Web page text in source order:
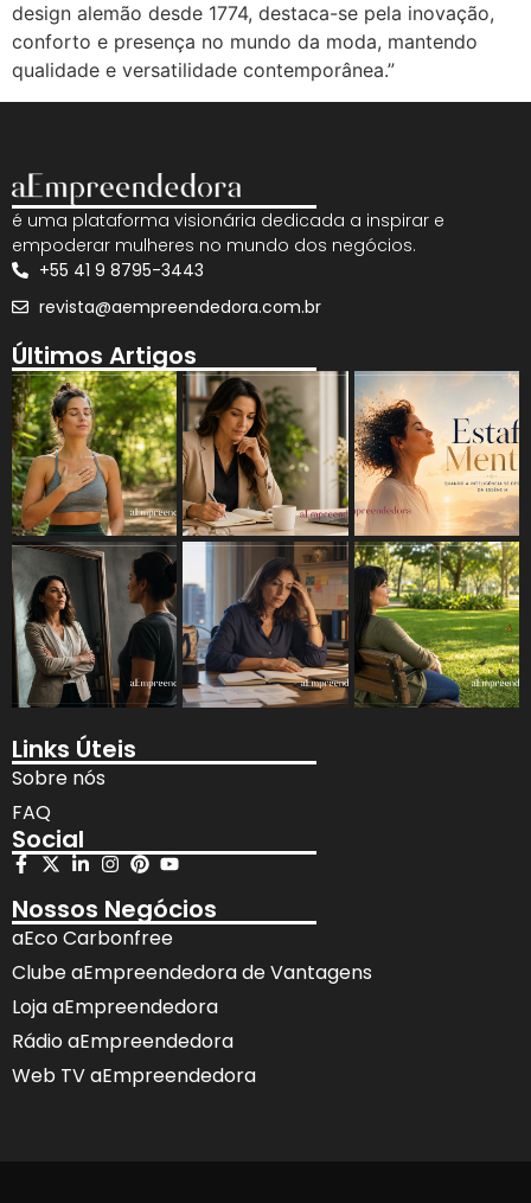
design alemão desde 1774, destaca-se pela inovação,
conforto e presença no mundo da moda, mantendo
qualidade e versatilidade contemporânea.”
é uma plataforma visionária dedicada a inspirar e
empoderar mulheres no mundo dos negócios.
+55 41 9 8795-3443
revista@aempreendedora.com.br
Últimos Artigos
Links Úteis
Sobre nós
FAQ
Social
Nossos Negócios
aEco Carbonfree
Clube aEmpreendedora de Vantagens
Loja aEmpreendedora
Rádio aEmpreendedora
Web TV aEmpreendedora